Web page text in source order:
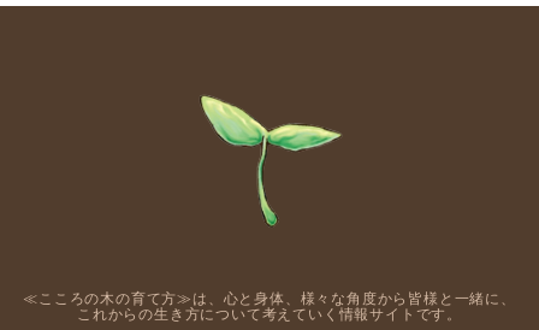
≪こころの木の育て方≫は、心と身体、様々な角度から皆様と一緒に、
これからの生き方について考えていく情報サイトです。